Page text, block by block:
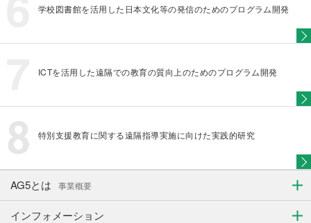
学校図書館を活用した日本文化等の発信のためのプログラム開発
ICTを活用した遠隔での教育の質向上のためのプログラム開発
特別支援教育に関する遠隔指導実施に向けた実践的研究
AG5とは 事業概要
インフォメーション